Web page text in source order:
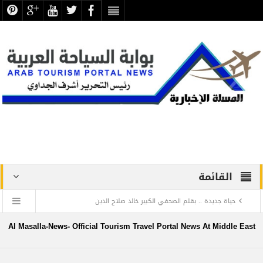
القائمة
حياة جديدة .. بقلم الصحفي الكبير خالد صلاح الدين
دراسة علمية ترصد الاكتشافات الأثرية والتطوير بجبانة الشاطبي
Al Masalla-News- Official Tourism Travel Portal News At Middle East